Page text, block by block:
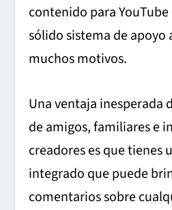
contenido para
sólido sistema de apoyo
muchos motivos.
Una ventaja inesperada
de amigos, familiares e
creadores es que tienes
integrado que puede
comentarios sobre